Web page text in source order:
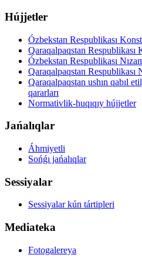
Hújjetler
Ózbekstan Respublikası
Qaraqalpaqstan Respublikası
Ózbekstan Respublikası
Qaraqalpaqstan Respublikası
Qaraqalpaqstan ushın qabıl
qararları
Normativlik-huqıqıy hújjetler
Jańalıqlar
Áhmiyetli
Sońǵı jańalıqlar
Sessiyalar
Sessiyalar kún tártipleri
Mediateka
Fotogalereya